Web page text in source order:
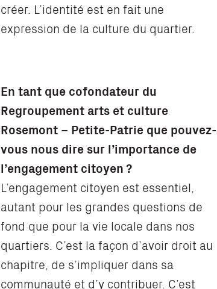
créer. L’identité est en fait une
expression de la culture du quartier.
En tant que cofondateur du
Regroupement arts et culture
Rosemont – Petite-Patrie que pouvez-
vous nous dire sur l’importance de
l’engagement citoyen ?
L’engagement citoyen est essentiel,
autant pour les grandes questions de
fond que pour la vie locale dans nos
quartiers. C’est la façon d’avoir droit au
chapitre, de s’impliquer dans sa
communauté et d’y contribuer. C’est